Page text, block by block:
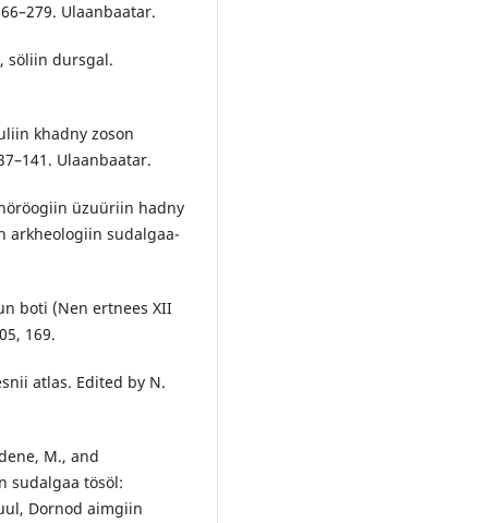
Ulaanbaatar.
söliin dursgal.
khadny zoson
Ulaanbaatar.
üzuüriin hadny
arkheologiin sudalgaa-
boti (Nen ertnees XII
169.
atlas. Edited by N.
M., and
sudalgaa tösöl:
Dornod aimgiin